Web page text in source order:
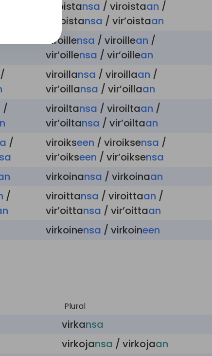
viroistansa / viroistaan /
vir’oistansa / vir’oistaan
viroillensa / viroillean /
vir’oillensa / vir’oillean
/
viroillansa / viroillaan /
vir’oillansa / vir’oillaan
/
viroiltansa / viroiltaan /
vir’oiltansa / vir’oiltaan
/
viroikseen / viroiksensa /
vir’oikseen / vir’oiksensa
virkoinansa / virkoinaan
/
viroittansa / viroittaan /
vir’oittansa / vir’oittaan
virkoinensa / virkoineen
Plural
virkansa
virkojansa / virkojaan